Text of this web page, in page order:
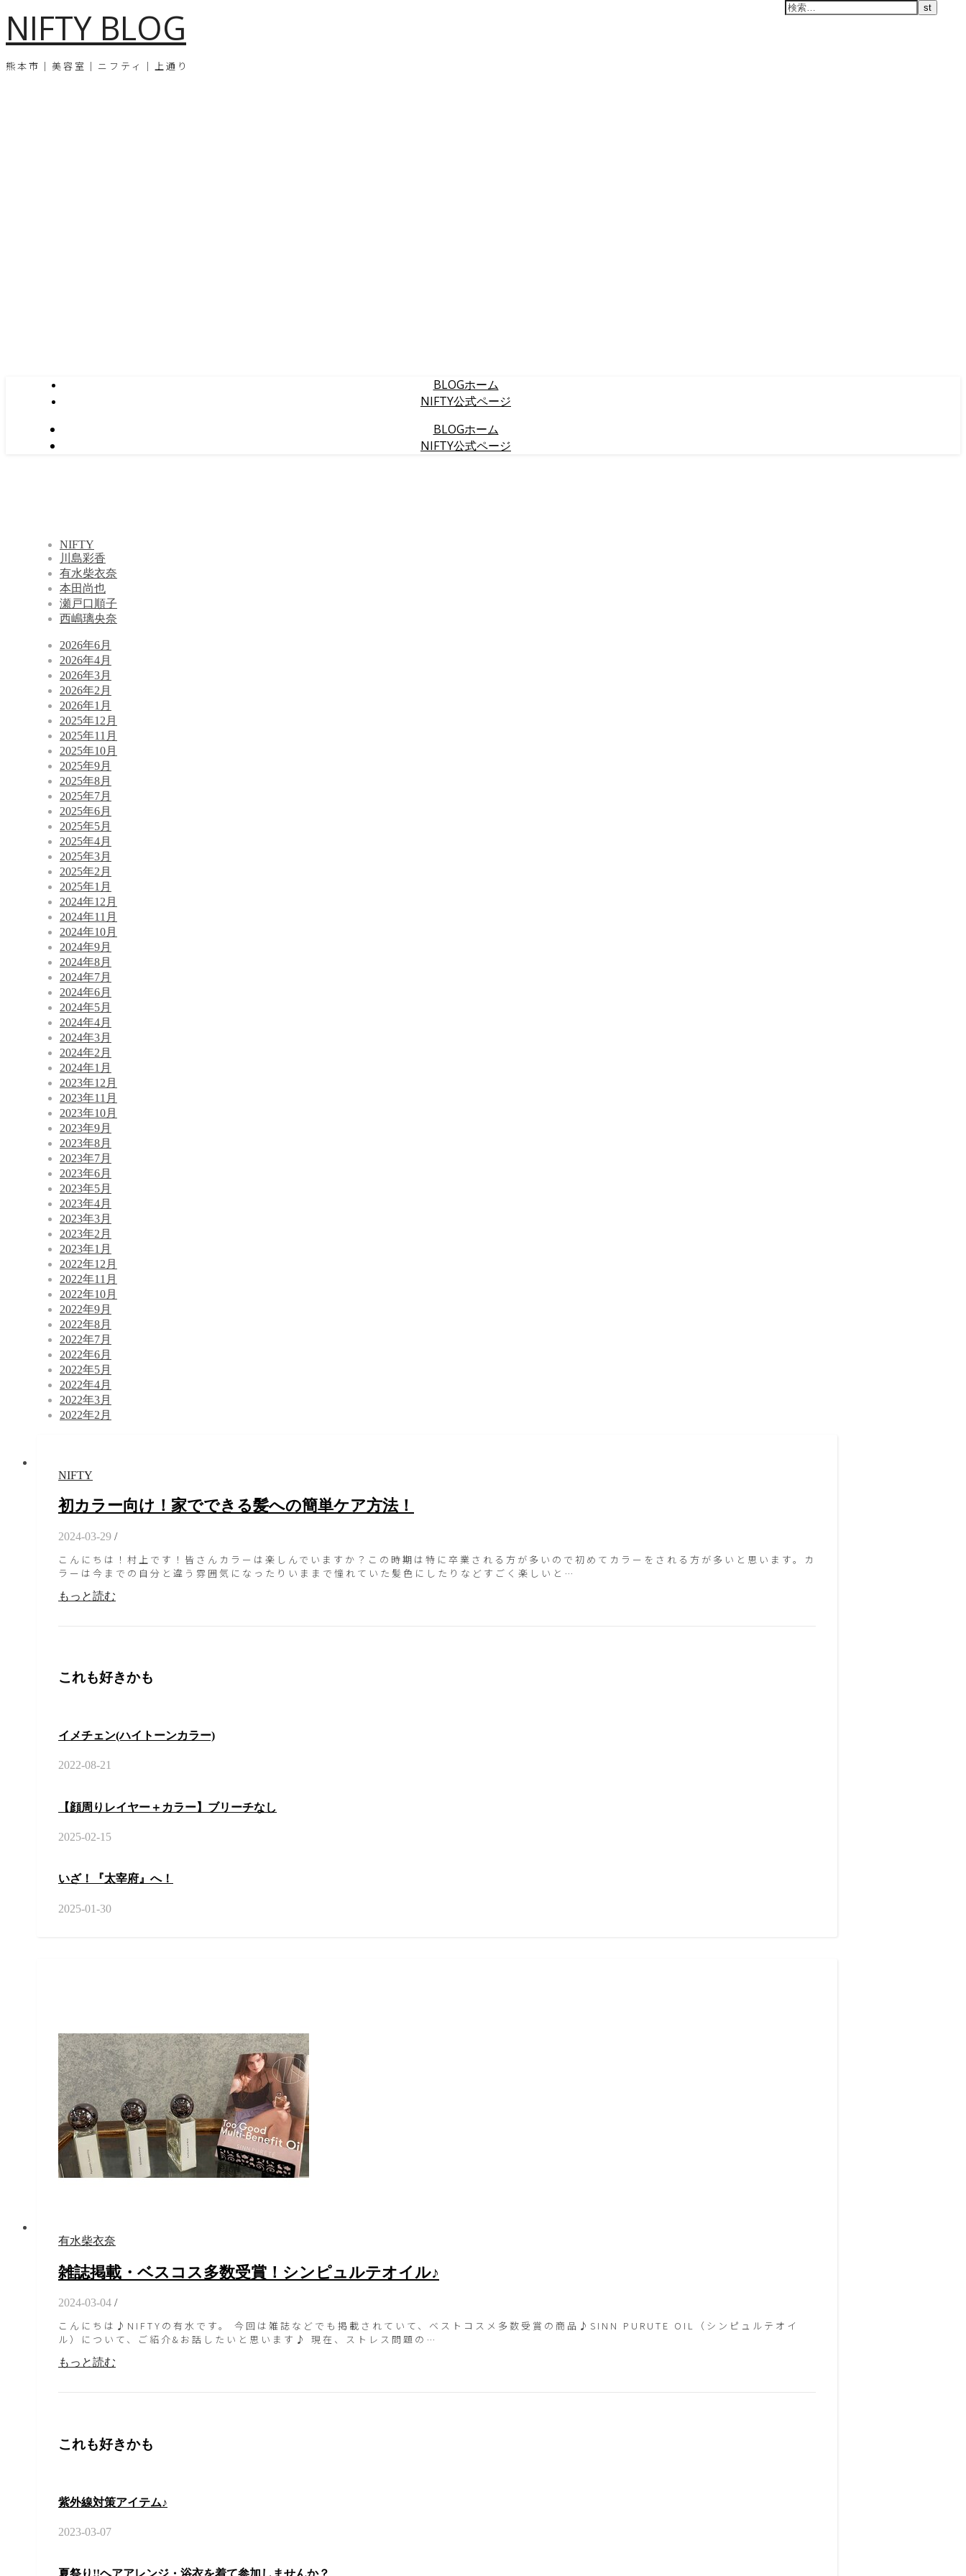
NIFTY BLOG
熊本市｜美容室｜ニフティ｜上通り
BLOGホーム
NIFTY公式ページ
BLOGホーム
NIFTY公式ページ
NIFTY
川島彩香
有水柴衣奈
本田尚也
瀬戸口順子
西嶋璃央奈
2026年6月
2026年4月
2026年3月
2026年2月
2026年1月
2025年12月
2025年11月
2025年10月
2025年9月
2025年8月
2025年7月
2025年6月
2025年5月
2025年4月
2025年3月
2025年2月
2025年1月
2024年12月
2024年11月
2024年10月
2024年9月
2024年8月
2024年7月
2024年6月
2024年5月
2024年4月
2024年3月
2024年2月
2024年1月
2023年12月
2023年11月
2023年10月
2023年9月
2023年8月
2023年7月
2023年6月
2023年5月
2023年4月
2023年3月
2023年2月
2023年1月
2022年12月
2022年11月
2022年10月
2022年9月
2022年8月
2022年7月
2022年6月
2022年5月
2022年4月
2022年3月
2022年2月
NIFTY
初カラー向け！家でできる髪への簡単ケア方法！
2024-03-29 /
こんにちは！村上です！皆さんカラーは楽しんでいますか？この時期は特に卒業される方が多いので初めてカラーをされる方が多いと思います。カ
ラーは今までの自分と違う雰囲気になったりいままで憧れていた髪色にしたりなどすごく楽しいと…
もっと読む
これも好きかも
イメチェン(ハイトーンカラー)
2022-08-21
【顔周りレイヤー＋カラー】ブリーチなし
2025-02-15
いざ！『太宰府』へ！
2025-01-30
有水柴衣奈
雑誌掲載・ベスコス多数受賞！シンピュルテオイル♪
2024-03-04 /
こんにちは♪NIFTYの有水です。 今回は雑誌などでも掲載されていて、ベストコスメ多数受賞の商品♪SINN PURUTE OIL（シンピュルテオイ
ル）について、ご紹介&お話したいと思います♪ 現在、ストレス問題の…
もっと読む
これも好きかも
紫外線対策アイテム♪
2023-03-07